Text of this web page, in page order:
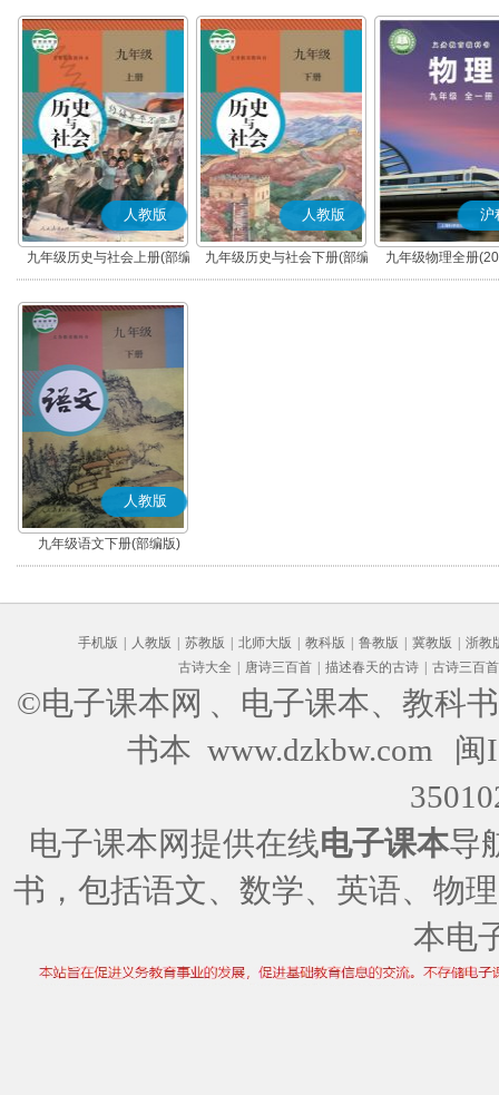
人教版
九年级历史与社会上册(部编
版)
人教版
九年级历史与社会下册(部编
版)
沪
九年级物理全册
人教版
九年级语文下册(部编版)
手机版 人教版 苏教版 北师大版 教科版 鲁教版 冀教版
浙教
古诗大全
唐诗三百首 描述春天的古诗 古诗三百首
©电子课本网 、电子课本、教科
书本 www.dzkbw.com
闽
电子课本网提供在线电子课本导
书，包括语文、数学、英语、物
本电